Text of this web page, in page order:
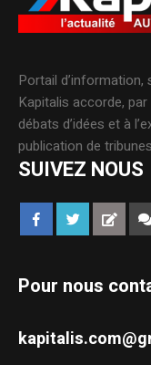
Portail d’information,
Kapitalis accorde,
débats d’idées et à
publication de
SUIVEZ NOUS
Pour nous